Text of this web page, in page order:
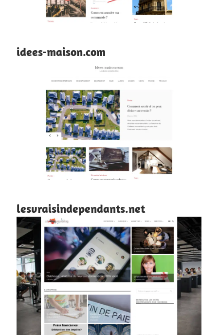
idees-maison.com
lesvraisindependants.net